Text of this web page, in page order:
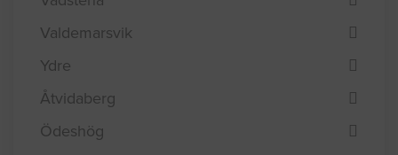
Valdemarsvik
Ydre
Åtvidaberg
Ödeshög